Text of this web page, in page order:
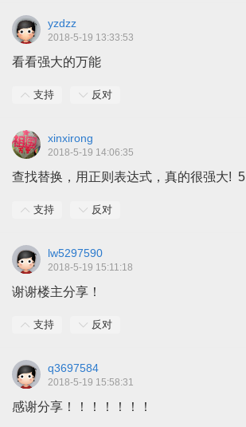
yzdzz
2018-5-19 13:33:53
看看强大的万能
支持 反对
xinxirong
2018-5-19 14:06:35
查找替换，用正则表达式，真的很强大! 5
支持 反对
lw5297590
2018-5-19 15:11:18
谢谢楼主分享！
支持 反对
q3697584
2018-5-19 15:58:31
感谢分享！！！！！！！